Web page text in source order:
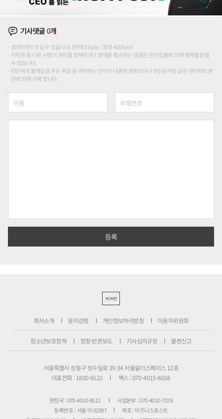
기사댓글0개
200자까지 쓰실 수 있습니다. (현재 0 byte / 최대 400byte)
저작권 등 다른 사람의 권리를 침해하거나 명예를 훼손하는 댓글은 관련 법률에 의해 제재를 받을
수 있습니다.
타인에게 불쾌감을 주는 욕설 등 비하하는 단어가 내용에 포함되거나 인신공격성 글은 관리자의 판
단에 의해 삭제 합니다.
PC버전
회사소개 윤리강령 개인정보처리방침 이용자위원회
청소년보호정책 정정·반론보도 기사심의규정 불편신고
서울특별시 성동구 성수일로 39-34 서울숲더스페이스 12층
대표전화 : 1800-6522
팩스 : 070-4015-8658
편집국 : 070-4010-8512
사업본부 : 070-4010-7078
등록번호 : 서울 아 02897
제호 : 비즈니스포스트